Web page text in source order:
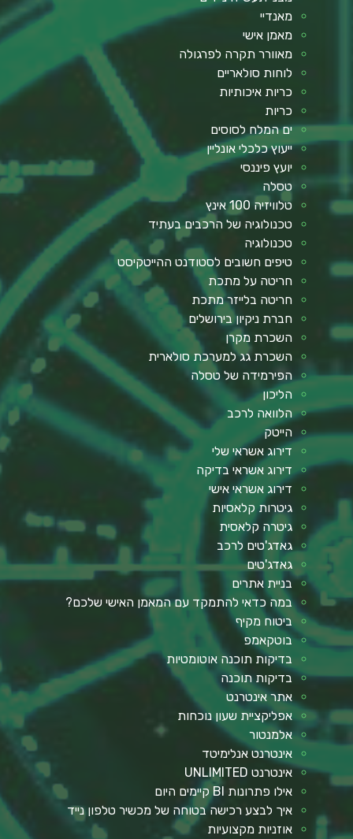
מאנדיי
מאמן אישי
מאוורר תקרה לפרגולה
לוחות סולאריים
כריות איכותיות
כריות
ים המלח לסוסים
ייעוץ כלכלי אונליין
יועץ פיננסי
טסלה
טלוויזיה 100 אינץ
טכנולוגיה של הרכבים בעתיד
טכנולוגיה
טיפים חשובים לסטודנט ההייטקיסט
חריטה על מתכת
חריטה בלייזר מתכת
חברת ניקיון בירושלים
השכרת מקרן
השכרת גג למערכת סולארית
הפירמידה של טסלה
הליכון
הלוואה לרכב
הייטק
דירוג אשראי שלי
דירוג אשראי בדיקה
דירוג אשראי אישי
גיטרות קלאסיות
גיטרה קלאסית
גאדג'טים לרכב
גאדג'טים
בניית אתרים
במה כדאי להתמקד עם המאמן האישי שלכם?
ביטוח מקיף
בוטקאמפ
בדיקות תוכנה אוטומטיות
בדיקות תוכנה
אתר אינטרנט
אפליקציית שעון נוכחות
אלמנטור
אינטרנט אנלימיטד
אינטרנט UNLIMITED
אילו פתרונות BI קיימים היום
איך לבצע רכישה בטוחה של מכשיר טלפון נייד
אוזניות מקצועיות